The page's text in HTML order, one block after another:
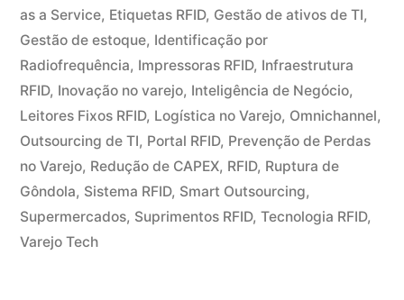
as a Service, Etiquetas RFID, Gestão de ativos de TI,
Gestão de estoque, Identificação por
Radiofrequência, Impressoras RFID, Infraestrutura
RFID, Inovação no varejo, Inteligência de Negócio,
Leitores Fixos RFID, Logística no Varejo, Omnichannel,
Outsourcing de TI, Portal RFID, Prevenção de Perdas
no Varejo, Redução de CAPEX, RFID, Ruptura de
Gôndola, Sistema RFID, Smart Outsourcing,
Supermercados, Suprimentos RFID, Tecnologia RFID,
Varejo Tech